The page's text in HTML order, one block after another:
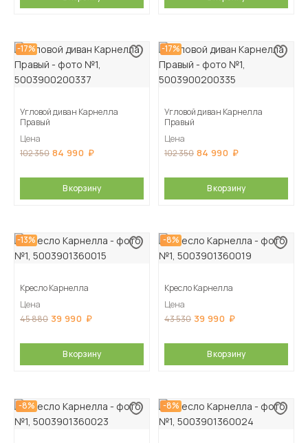
-17%
Угловой диван Карнелла
Правый
Цена
102 350 84 990
В корзину
-17%
Угловой диван Карнелла
Правый
Цена
102 350 84 990
В корзину
-13%
Кресло Карнелла
Цена
45 880 39 990
В корзину
-8%
Кресло Карнелла
Цена
43 530 39 990
В корзину
-8% -8%